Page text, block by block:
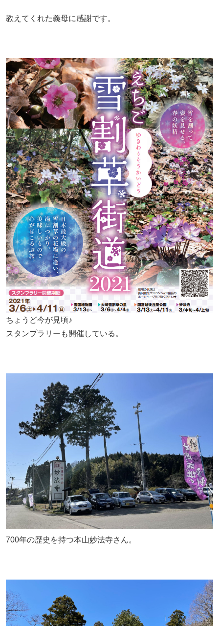
教えてくれた義母に感謝です。
ちょうど今が見頃♪
スタンプラリーも開催している。
700年の歴史を持つ本山妙法寺さん。